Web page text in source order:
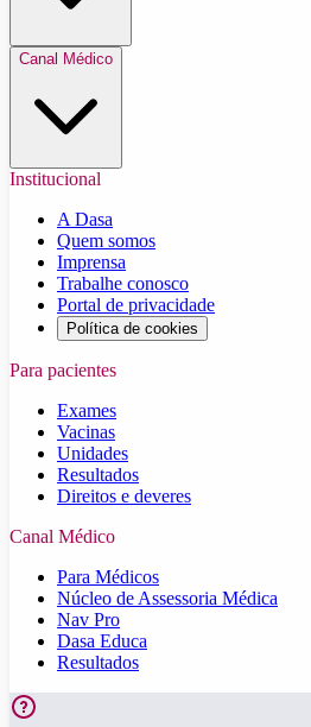
Canal Médico
Institucional
A Dasa
Quem somos
Imprensa
Trabalhe conosco
Portal de privacidade
Política de cookies
Para pacientes
Exames
Vacinas
Unidades
Resultados
Direitos e deveres
Canal Médico
Para Médicos
Núcleo de Assessoria Médica
Nav Pro
Dasa Educa
Resultados